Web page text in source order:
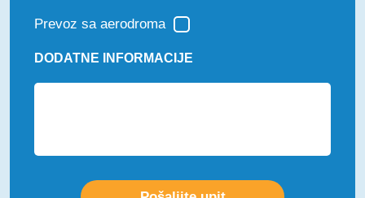
Prevoz sa aerodroma
DODATNE INFORMACIJE